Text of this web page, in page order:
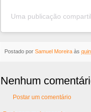
Uma publicação
Postado por Samuel Moreira às
Nenhum
Postar um comentário